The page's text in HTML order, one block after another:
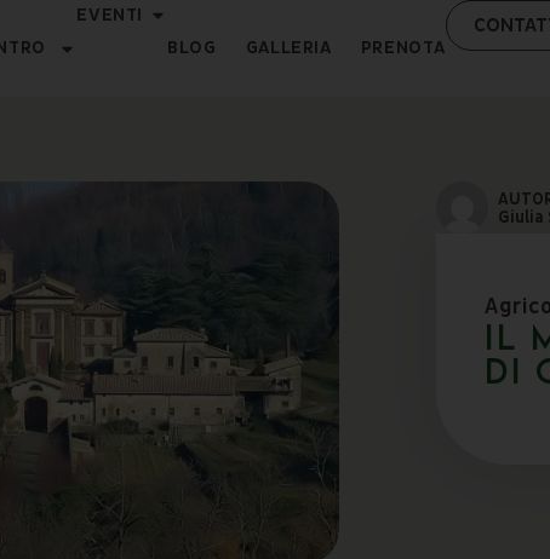
EVENTI
BLOG
GALLERIA PRENOTA
Giulia
Il
DI